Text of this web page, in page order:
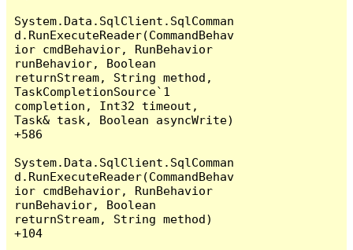
System.Data.SqlClient.SqlComman
d.RunExecuteReader(CommandBehav
ior cmdBehavior, RunBehavior
runBehavior, Boolean
returnStream, String method,
TaskCompletionSource`1
completion, Int32 timeout,
Task& task, Boolean asyncWrite)
+586
System.Data.SqlClient.SqlComman
d.RunExecuteReader(CommandBehav
ior cmdBehavior, RunBehavior
runBehavior, Boolean
returnStream, String method)
+104